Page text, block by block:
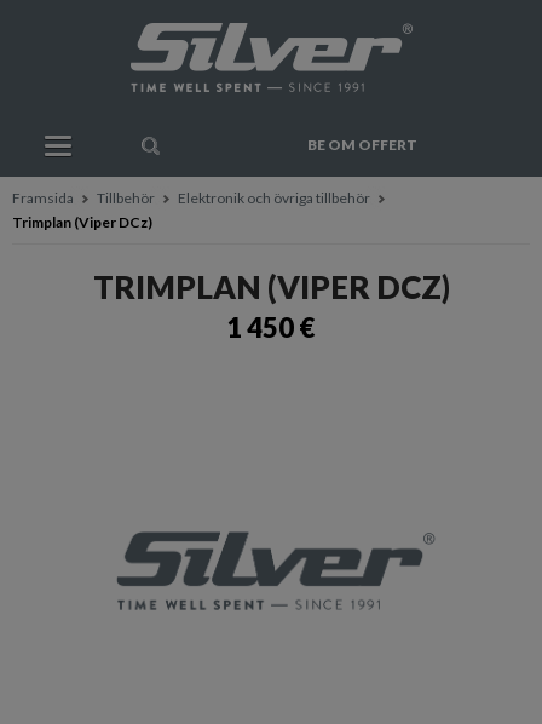
BE OM OFFERT
Framsida Tillbehör
Elektronik och övriga tillbehör
Trimplan (Viper DCz)
TRIMPLAN (VIPER DCZ)
1 450 €